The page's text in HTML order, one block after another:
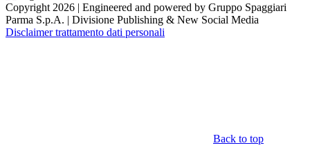
Copyright 2026 | Engineered and powered by Gruppo Spaggiari
Parma S.p.A. | Divisione Publishing & New Social Media
Disclaimer trattamento dati personali
Back to top